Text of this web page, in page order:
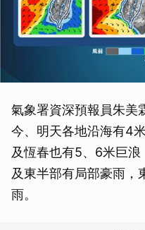
氣象署資深預報員朱美
今、明天各地沿海有4
及恆春也有5、6米巨
及東半部有局部豪雨，
雨。